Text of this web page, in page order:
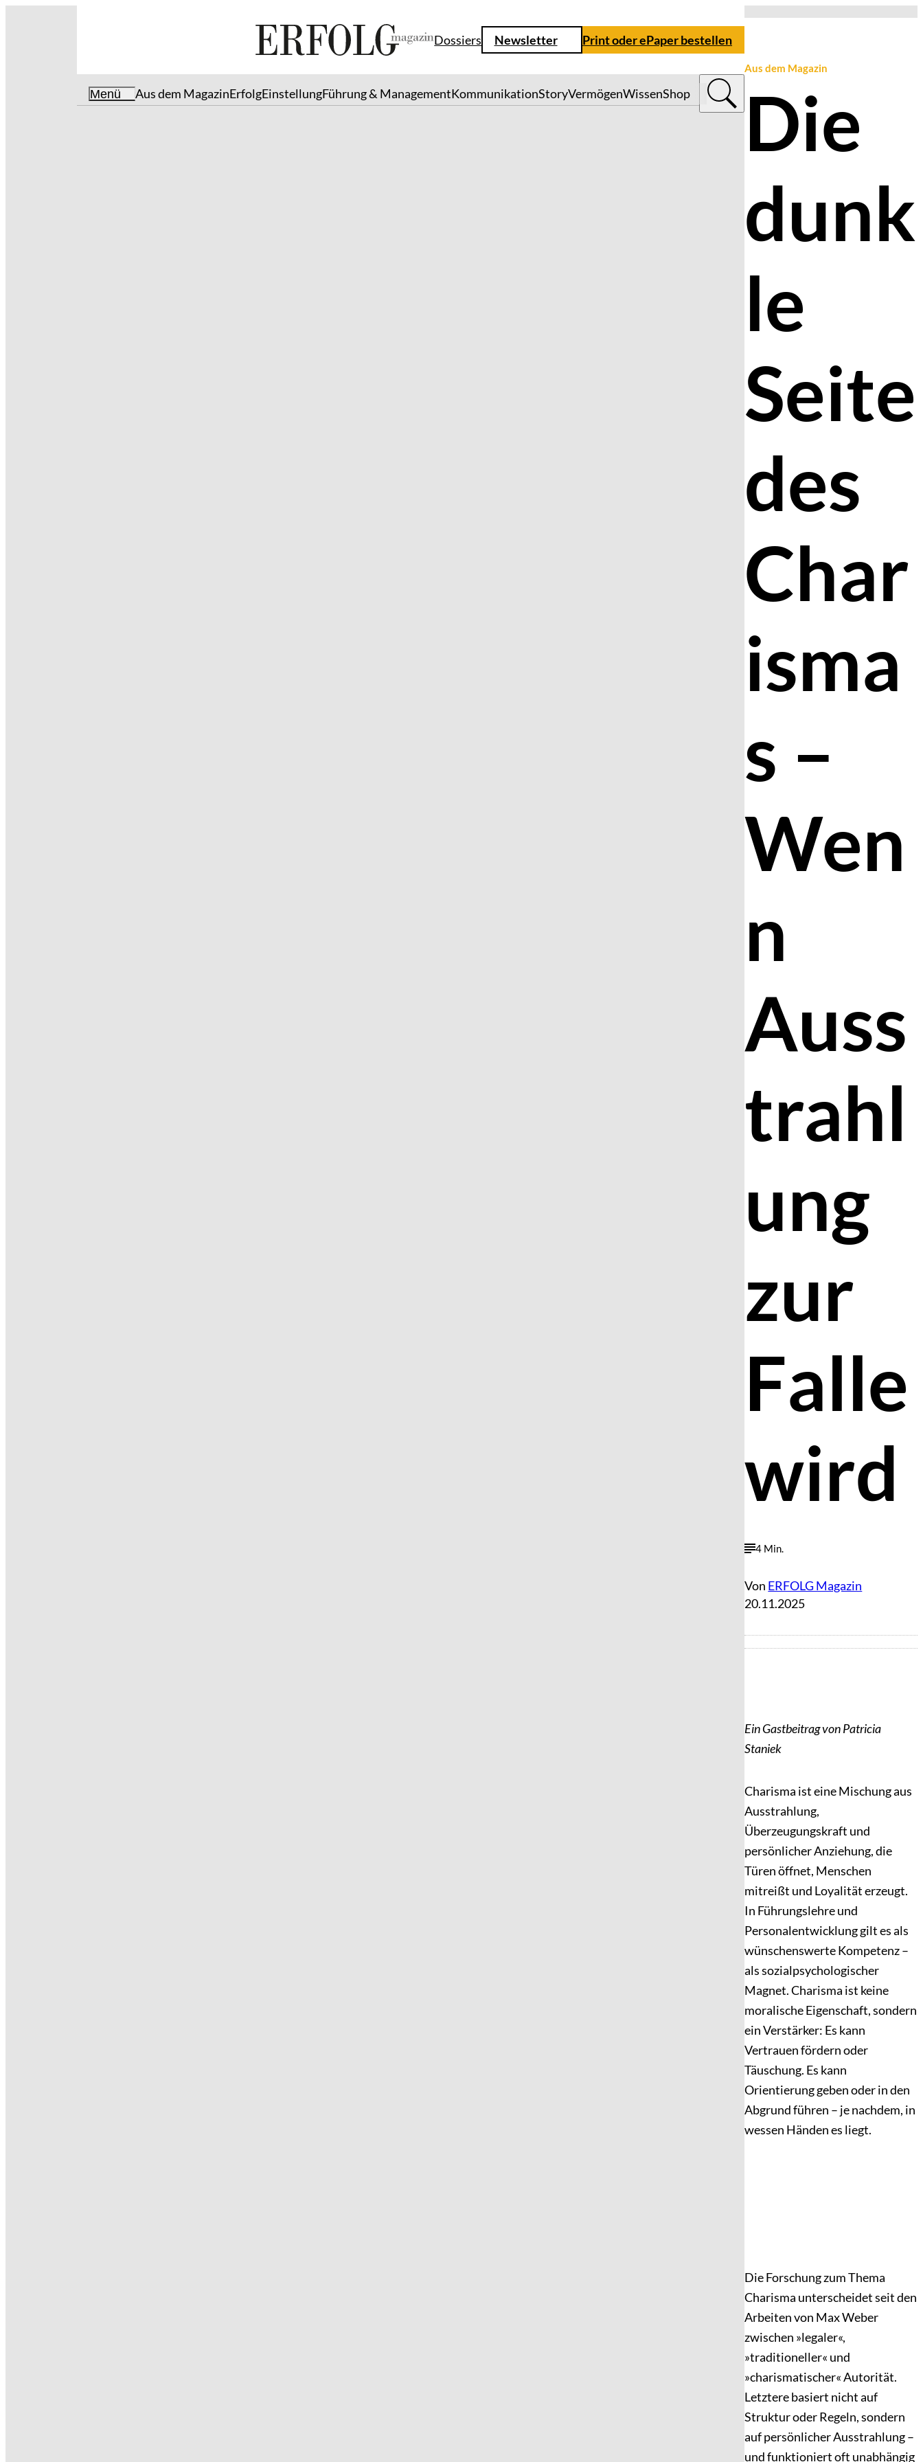
Dossiers Newsletter Print oder ePaper bestellen
Menü Aus dem MagazinErfolgEinstellungFührung & ManagementKommunikationStoryVermögenWissenShop
Aus dem Magazin
Die
dunk
le
Seite
des
Char
isma
s –
Wen
n
Auss
trahl
ung
zur
Falle
wird
4 Min.
Von ERFOLG Magazin
20.11.2025
Ein Gastbeitrag von Patricia
Staniek
Charisma ist eine Mischung aus
Ausstrahlung,
Überzeugungskraft und
persönlicher Anziehung, die
Türen öffnet, Menschen
mitreißt und Loyalität erzeugt.
In Führungslehre und
Personalentwicklung gilt es als
wünschenswerte Kompetenz –
als sozialpsychologischer
Magnet. Charisma ist keine
moralische Eigenschaft, sondern
ein Verstärker: Es kann
Vertrauen fördern oder
Täuschung. Es kann
Orientierung geben oder in den
Abgrund führen – je nachdem, in
wessen Händen es liegt.
Die Forschung zum Thema
Charisma unterscheidet seit den
Arbeiten von Max Weber
zwischen »legaler«,
»traditioneller« und
»charismatischer« Autorität.
Letztere basiert nicht auf
Struktur oder Regeln, sondern
auf persönlicher Ausstrahlung –
und funktioniert oft unabhängig